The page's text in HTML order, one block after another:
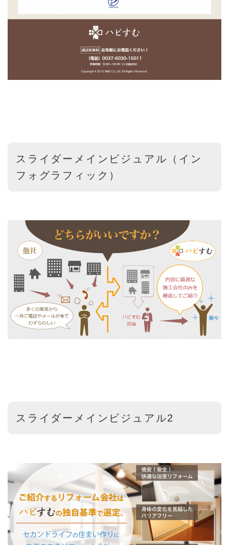
スライダーメインビジュアル（イン
フォグラフィック）
スライダーメインビジュアル2